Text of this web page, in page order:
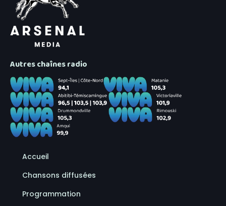
Autres chaînes radio
Accueil
Chansons diffusées
Programmation